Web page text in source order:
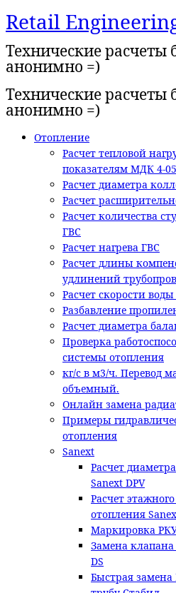
Перейти
к
содержимому
Retail
Технические расчеты
анонимно =)
Технические расчеты
анонимно =)
Отопление
Расчет тепловой
показателям МДК 4-
Расчет диаметра
Расчет
Расчет количества
ГВС
Расчет нагрева ГВС
Расчет длины
удлинений
Расчет скорости
Разбавление
Расчет диаметра
Проверка
системы отопления
кг/с в м3/ч. Перевод
объемный.
Онлайн замена
Примеры
отопления
Sanext
Расчет
Sanext DPV
Расчет
отопления
Маркировка
Замена клапана
DS
Быстрая